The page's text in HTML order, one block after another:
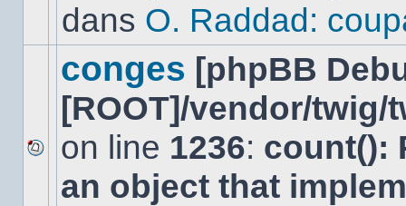
sujet.
dans O. Raddad:
Aucun
nouveau
message
conges [phpBB
[ROOT]/vendor/
on line 1236: count():
an object that